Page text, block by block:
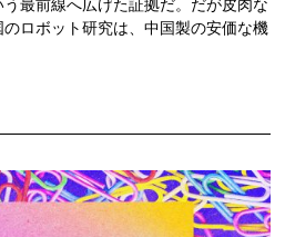
最前線へ広げた証拠だ。だが皮肉な
ロボット研究は、中国製の安価な機